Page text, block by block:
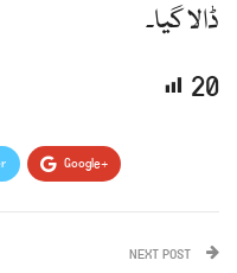
ڈالا گیا۔
20
Google+
NEXT POST